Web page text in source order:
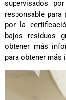
supervisados
responsable para
por la
bajos residuos
obtener más
para obtener más